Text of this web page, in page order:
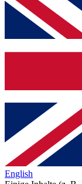
English